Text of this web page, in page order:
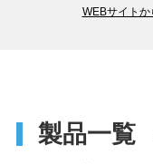
WEBサイト
製品一覧